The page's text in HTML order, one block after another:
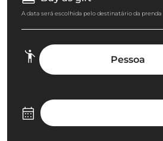
A data será escolhida pelo destinatário da prenda
Pessoa